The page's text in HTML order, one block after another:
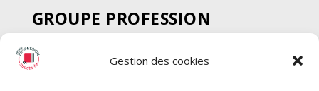
Gestion des cookies
GROUPE PROFESSION
SPECTACLE
Chèque Intermittents